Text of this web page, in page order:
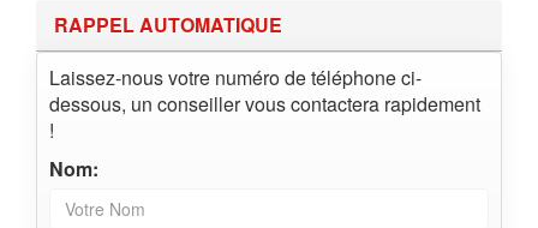
RAPPEL AUTOMATIQUE
Laissez-nous votre numéro de téléphone ci-
dessous, un conseiller vous contactera rapidement
!
Nom: